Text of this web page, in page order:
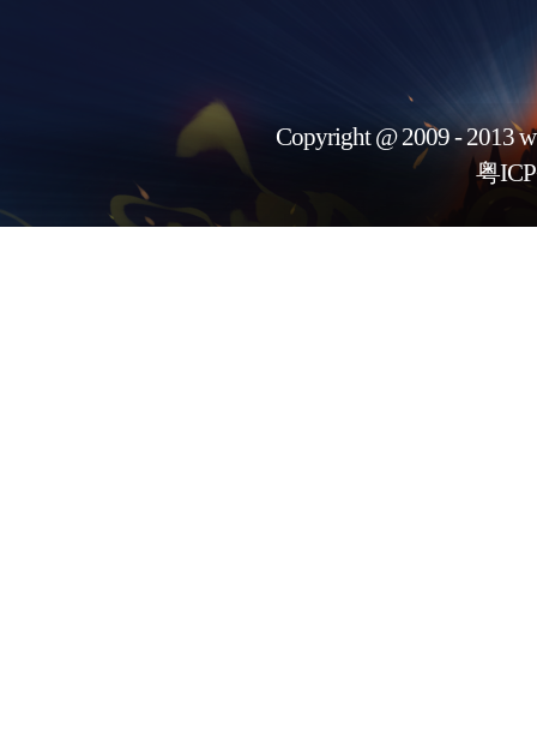
Copyright @ 2009 - 2013
粤